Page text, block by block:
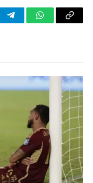
TelegramWhatsApp